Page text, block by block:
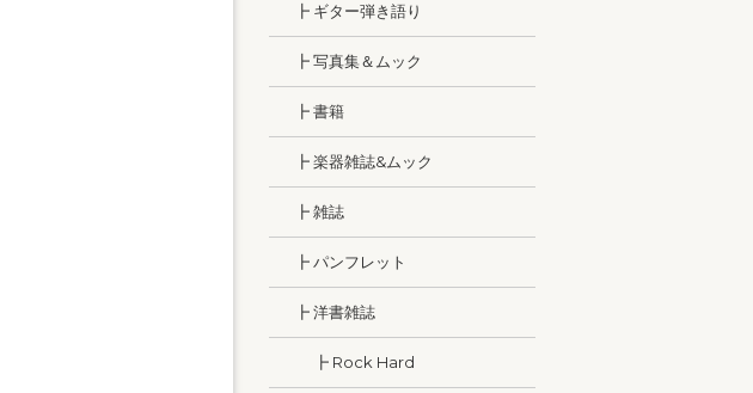
┣ ギター弾き語り
┣ 写真集＆ムック
┣ 書籍
┣ 楽器雑誌&ムック
┣ 雑誌
┣ パンフレット
┣ 洋書雑誌
┣ Rock Hard